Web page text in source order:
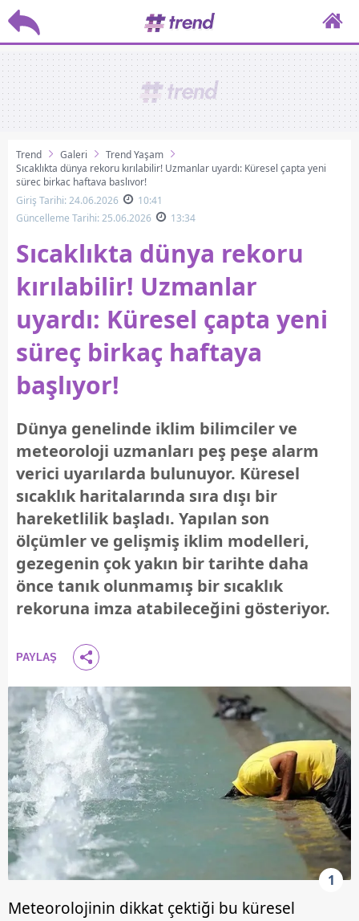
Trend Galeri
Trend Yaşam
Sıcaklıkta dünya rekoru kırılabilir! Uzmanlar uyardı: Küresel çapta yeni
süreç birkaç haftaya başlıyor!
Giriş Tarihi: 24.06.2026
10:41
Güncelleme Tarihi: 25.06.2026
13:34
Sıcaklıkta dünya rekoru
kırılabilir! Uzmanlar
uyardı: Küresel çapta yeni
süreç birkaç haftaya
başlıyor!
Dünya genelinde iklim bilimciler ve
meteoroloji uzmanları peş peşe alarm
verici uyarılarda bulunuyor. Küresel
sıcaklık haritalarında sıra dışı bir
hareketlilik başladı. Yapılan son
ölçümler ve gelişmiş iklim modelleri,
gezegenin çok yakın bir tarihte daha
önce tanık olunmamış bir sıcaklık
rekoruna imza atabileceğini gösteriyor.
PAYLAŞ
1
Meteorolojinin dikkat çektiği bu küresel